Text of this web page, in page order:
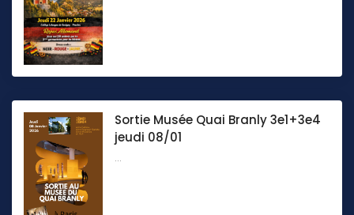
Sortie Musée Quai Branly 3e1+3e4
jeudi 08/01
...